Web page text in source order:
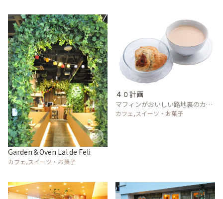
Garden＆Oven Lal de Feli
カフェ,スイーツ・お菓子
４０計画
マフィンがおいしい路地裏のカフ
ェでひと休み
カフェ,スイーツ・お菓子